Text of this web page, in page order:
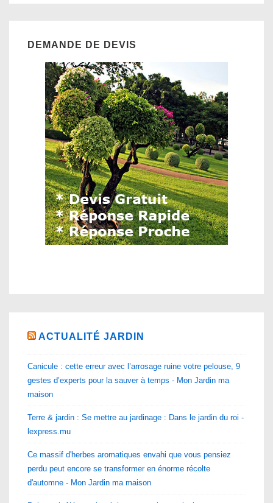
DEMANDE DE DEVIS
ACTUALITÉ JARDIN
Canicule : cette erreur avec l’arrosage ruine votre pelouse, 9
gestes d’experts pour la sauver à temps - Mon Jardin ma
maison
Terre & jardin : Se mettre au jardinage : Dans le jardin du roi -
lexpress.mu
Ce massif d'herbes aromatiques envahi que vous pensiez
perdu peut encore se transformer en énorme récolte
d'automne - Mon Jardin ma maison